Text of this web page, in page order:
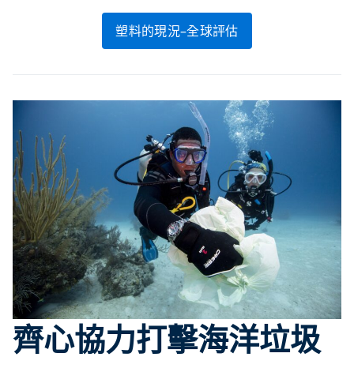
塑料的現況–全球評估
齊心協力打擊海洋垃圾